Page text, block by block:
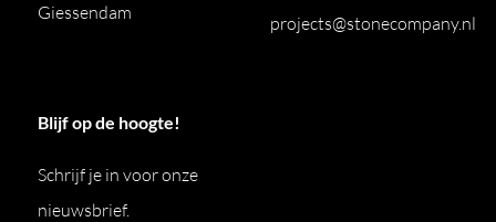
Giessendam
projects@stonecompany.nl
Blijf op de hoogte!
Schrijf je in voor onze
nieuwsbrief.